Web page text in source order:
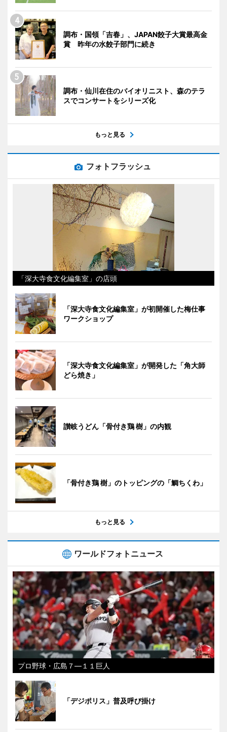
調布・国領「吉春」、JAPAN餃子大賞最高金
賞 昨年の水餃子部門に続き
調布・仙川在住のバイオリニスト、森のテラ
スでコンサートをシリーズ化
もっと見る
フォトフラッシュ
「深大寺食文化編集室」の店頭
「深大寺食文化編集室」が初開催した梅仕事
ワークショップ
「深大寺食文化編集室」が開発した「角大師
どら焼き」
讃岐うどん「骨付き鶏 樹」の内観
「骨付き鶏 樹」のトッピングの「鯛ちくわ」
もっと見る
ワールドフォトニュース
プロ野球・広島７―１１巨人
「デジポリス」普及呼び掛け